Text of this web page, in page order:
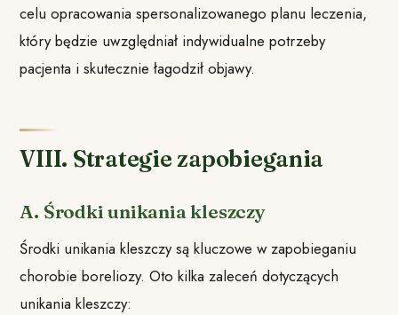
celu opracowania spersonalizowanego planu leczenia,
który będzie uwzględniał indywidualne potrzeby
pacjenta i skutecznie łagodził objawy.
VIII. Strategie zapobiegania
A. Środki unikania kleszczy
Środki unikania kleszczy są kluczowe w zapobieganiu
chorobie boreliozy. Oto kilka zaleceń dotyczących
unikania kleszczy: